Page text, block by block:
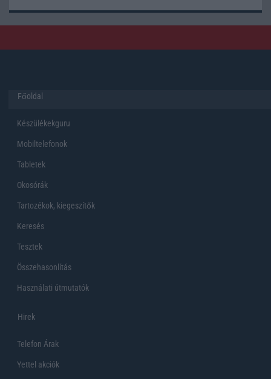
Főoldal
Készülékekguru
Mobiltelefonok
Tabletek
Okosórák
Tartozékok, kiegeszítők
Keresés
Tesztek
Összehasonlítás
Használati útmutatók
Hirek
Telefon Árak
Yettel akciók